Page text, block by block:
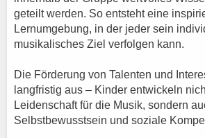
geteilt werden. So entsteht eine
Lernumgebung, in der jeder sein
musikalisches Ziel verfolgen kann.
Die Förderung von Talenten und
langfristig aus – Kinder entwickeln
Leidenschaft für die Musik, sondern
Selbstbewusstsein und soziale